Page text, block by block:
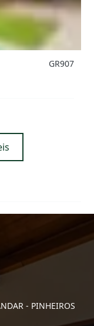
GR907
- PINHEIROS